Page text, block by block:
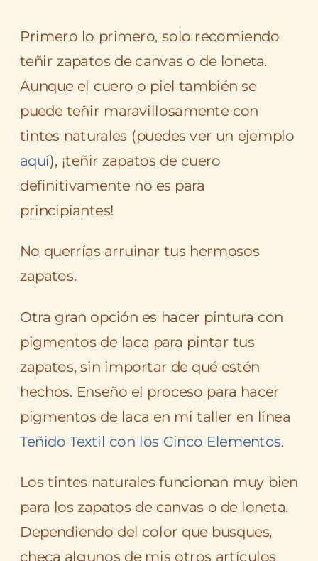
Primero lo primero, solo recomiendo
teñir zapatos de canvas o de loneta.
Aunque el cuero o piel también se
puede teñir maravillosamente con
tintes naturales (puedes ver un ejemplo
aquí), ¡teñir zapatos de cuero
definitivamente no es para
principiantes!
No querrías arruinar tus hermosos
zapatos.
Otra gran opción es hacer pintura con
pigmentos de laca para pintar tus
zapatos, sin importar de qué estén
hechos. Enseño el proceso para hacer
pigmentos de laca en mi taller en línea
Teñido Textil con los Cinco Elementos.
Los tintes naturales funcionan muy bien
para los zapatos de canvas o de loneta.
Dependiendo del color que busques,
checa algunos de mis otros artículos